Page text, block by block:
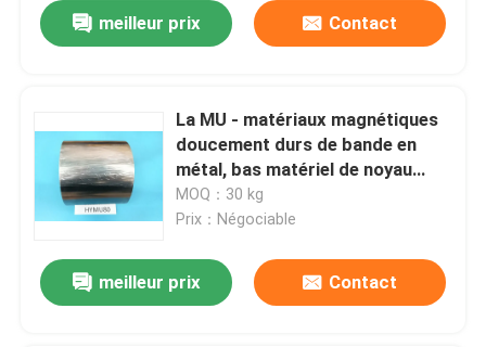
meilleur prix Contact
La MU - matériaux magnétiques
doucement durs de bande en
métal, bas matériel de noyau
d'aimant de champ coercitif
MOQ：30 kg
Prix：Négociable
meilleur prix Contact